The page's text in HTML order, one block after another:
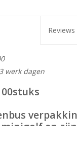
Reviews
werk dagen
0stuks
en